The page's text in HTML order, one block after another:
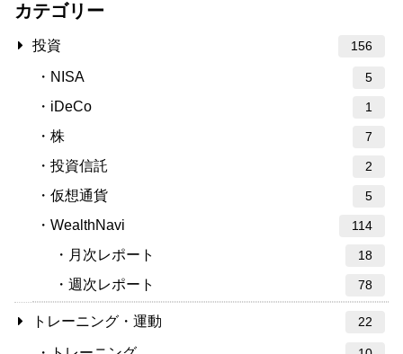
カテゴリー
投資 156
NISA 5
iDeCo 1
株 7
投資信託 2
仮想通貨 5
WealthNavi 114
月次レポート 18
週次レポート 78
トレーニング・運動 22